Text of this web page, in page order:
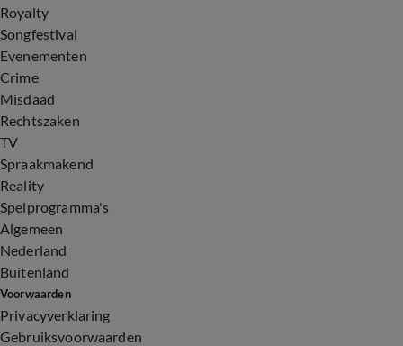
Royalty
Songfestival
Evenementen
Crime
Misdaad
Rechtszaken
TV
Spraakmakend
Reality
Spelprogramma's
Algemeen
Nederland
Buitenland
Voorwaarden
Privacyverklaring
Gebruiksvoorwaarden